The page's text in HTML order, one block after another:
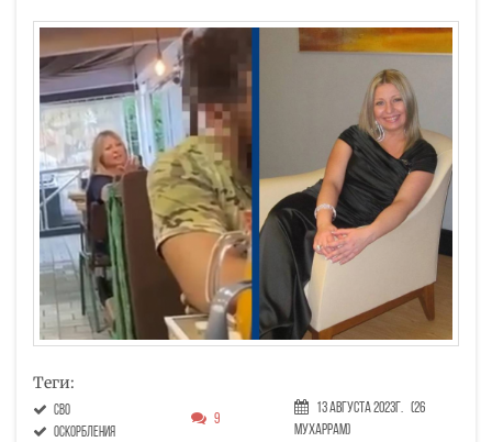
Теги:
СВО
оскорбления
9
13 Августа 2023г. (26
Мухаррам)